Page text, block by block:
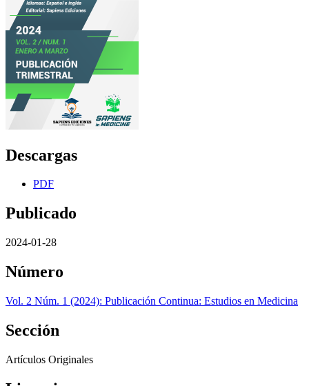
Descargas
PDF
Publicado
2024-01-28
Número
Vol. 2 Núm. 1 (2024): Publicación Continua: Estudios en Medicina
Sección
Artículos Originales